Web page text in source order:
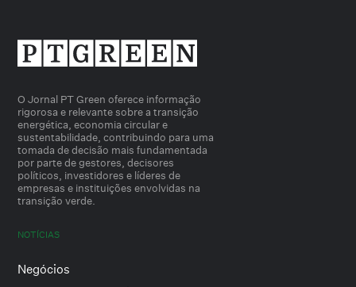
O Jornal PT Green oferece informação
rigorosa e relevante sobre a transição
energética, economia circular e
sustentabilidade, contribuindo para uma
tomada de decisão mais fundamentada
por parte de gestores, decisores
políticos, investidores e líderes de
empresas e instituições envolvidas na
transição verde.
NOTÍCIAS
Negócios